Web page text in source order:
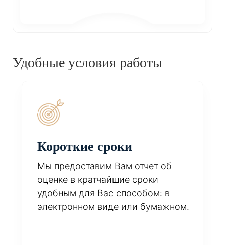
Удобные условия работы
Короткие сроки
Мы предоставим Вам отчет об
оценке в кратчайшие сроки
удобным для Вас способом: в
электронном виде или бумажном.